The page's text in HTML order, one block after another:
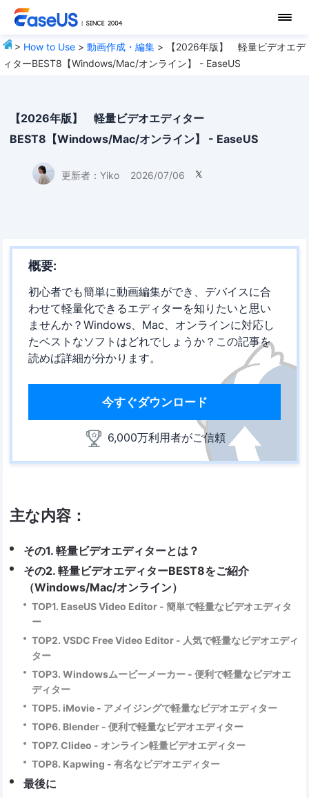
> How to Use >動画作成・編集 > 【2026年版】 軽量ビデオエデ
ィターBEST8【Windows/Mac/オンライン】 - EaseUS
【2026年版】 軽量ビデオエディター
BEST8【Windows/Mac/オンライン】 - EaseUS
更新者： Yiko 2026/07/06 
概要:
初心者でも簡単に動画編集ができ、デバイスに合
わせて軽量化できるエディターを知りたいと思い
ませんか？Windows、Mac、オンラインに対応し
たベストなソフトはどれでしょうか？この記事を
読めば詳細が分かります。
今すぐダウンロード
6,000万利用者がご信頼
主な内容：
その1. 軽量ビデオエディターとは？
その2. 軽量ビデオエディターBEST8をご紹介
（Windows/Mac/オンライン）
TOP1. EaseUS Video Editor - 簡単で軽量なビデオエディタ
ー
TOP2. VSDC Free Video Editor - 人気で軽量なビデオエディ
ター
TOP3. Windowsムービーメーカー - 便利で軽量なビデオエ
ディター
TOP5. iMovie - アメイジングで軽量なビデオエディター
TOP6. Blender - 便利で軽量なビデオエディター
TOP7. Clideo - オンライン軽量ビデオエディター
TOP8. Kapwing - 有名なビデオエディター
最後に